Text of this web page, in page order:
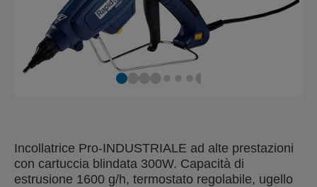
Incollatrice Pro-INDUSTRIALE ad alte prestazioni
con cartuccia blindata 300W. Capacità di
estrusione 1600 g/h, termostato regolabile, ugello